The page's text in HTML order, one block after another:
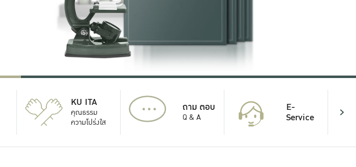
KU ITA
คุณธรรม
ความโปร่งใส
... ถาม ตอบ
Q & A
E-
Service